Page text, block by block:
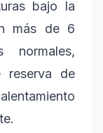
bajo la
más de 6
normales,
reserva de